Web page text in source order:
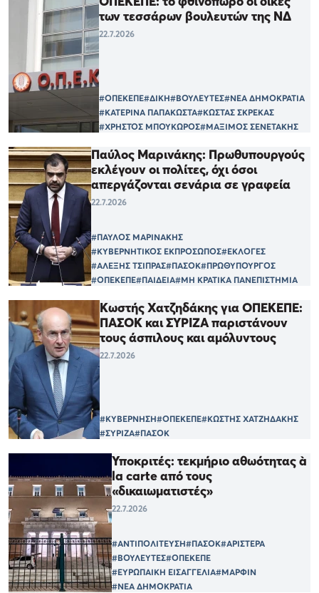
των τεσσάρων βουλευτών της ΝΔ
22.7.2026
#ΟΠΕΚΕΠΕ#ΔΙΚΗ#ΒΟΥΛΕΥΤΕΣ#ΝΕΑ ΔΗΜΟΚΡΑΤΙΑ
#ΚΑΤΕΡΙΝΑ ΠΑΠΑΚΩΣΤΑ#ΚΩΣΤΑΣ ΣΚΡΕΚΑΣ
#ΧΡΗΣΤΟΣ ΜΠΟΥΚΩΡΟΣ#ΜΑΞΙΜΟΣ ΣΕΝΕΤΑΚΗΣ
Παύλος Μαρινάκης: Πρωθυπουργούς
εκλέγουν οι πολίτες, όχι όσοι
απεργάζονται σενάρια σε γραφεία
22.7.2026
#ΠΑΥΛΟΣ ΜΑΡΙΝΑΚΗΣ
#ΚΥΒΕΡΝΗΤΙΚΟΣ ΕΚΠΡΟΣΩΠΟΣ#ΕΚΛΟΓΕΣ
#ΑΛΕΞΗΣ ΤΣΙΠΡΑΣ#ΠΑΣΟΚ#ΠΡΩΘΥΠΟΥΡΓΟΣ
#ΟΠΕΚΕΠΕ#ΠΑΙΔΕΙΑ#ΜΗ ΚΡΑΤΙΚΑ ΠΑΝΕΠΙΣΤΗΜΙΑ
Κωστής Χατζηδάκης για ΟΠΕΚΕΠΕ:
ΠΑΣΟΚ και ΣΥΡΙΖΑ παριστάνουν
τους άσπιλους και αμόλυντους
22.7.2026
#ΚΥΒΕΡΝΗΣΗ#ΟΠΕΚΕΠΕ#ΚΩΣΤΗΣ ΧΑΤΖΗΔΑΚΗΣ
#ΣΥΡΙΖΑ#ΠΑΣΟΚ
Υποκριτές: τεκμήριο αθωότητας à
la carte από τους
«δικαιωματιστές»
22.7.2026
#ΑΝΤΙΠΟΛΙΤΕΥΣΗ#ΠΑΣΟΚ#ΑΡΙΣΤΕΡΑ
#ΒΟΥΛΕΥΤΕΣ#ΟΠΕΚΕΠΕ
#ΕΥΡΩΠΑΙΚΗ ΕΙΣΑΓΓΕΛΙΑ#ΜΑΡΦΙΝ
#ΝΕΑ ΔΗΜΟΚΡΑΤΙΑ